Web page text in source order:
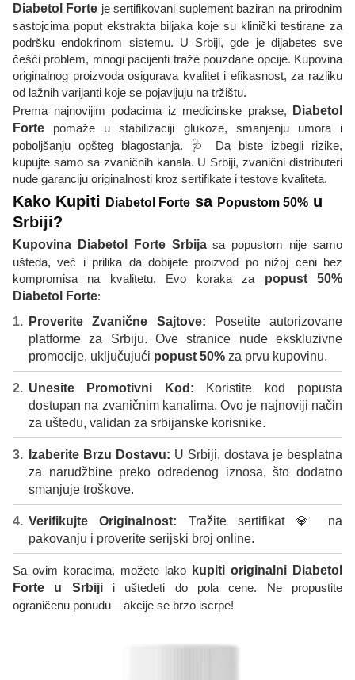
Diabetol Forte je sertifikovani suplement baziran na prirodnim
sastojcima poput ekstrakta biljaka koje su klinički testirane za
podršku endokrinom sistemu. U Srbiji, gde je dijabetes sve
češći problem, mnogi pacijenti traže pouzdane opcije. Kupovina
originalnog proizvoda osigurava kvalitet i efikasnost, za razliku
od lažnih varijanti koje se pojavljuju na tržištu.
Prema najnovijim podacima iz medicinske prakse,
Diabetol
Forte pomaže u stabilizaciji glukoze, smanjenju umora i
poboljšanju opšteg blagostanja. 🩺 Da biste izbegli rizike,
kupujte samo sa zvaničnih kanala. U Srbiji, zvanični distributeri
nude garanciju originalnosti kroz sertifikate i testove kvaliteta.
Kako Kupiti Diabetol Forte sa Popustom 50% u
Srbiji?
Kupovina Diabetol Forte Srbijasa popustom nije samo
ušteda, već i prilika da dobijete proizvod po nižoj ceni bez
kompromisa na kvalitetu. Evo koraka za popust 50%
Diabetol Forte:
Proverite Zvanične Sajtove: Posetite autorizovane
platforme za Srbiju. Ove stranice nude ekskluzivne
promocije, uključujući popust 50% za prvu kupovinu.
Unesite Promotivni Kod: Koristite kod popusta
dostupan na zvaničnim kanalima. Ovo je najnoviji način
za uštedu, validan za srbijanske korisnike.
Izaberite Brzu Dostavu: U Srbiji, dostava je besplatna
za narudžbine preko određenog iznosa, što dodatno
smanjuje troškove.
Verifikujte Originalnost: Tražite sertifikat 💎 na
pakovanju i proverite serijski broj online.
Sa ovim koracima, možete lako kupiti originalni Diabetol
Forte u Srbijii uštedeti do pola cene. Ne propustite
ograničenu ponudu – akcije se brzo iscrpe!